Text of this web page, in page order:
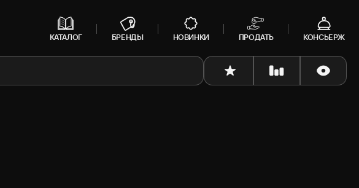
КАТАЛОГ
БРЕНДЫ НОВИНКИ ПРОДАТЬ КОНСЬЕРЖ